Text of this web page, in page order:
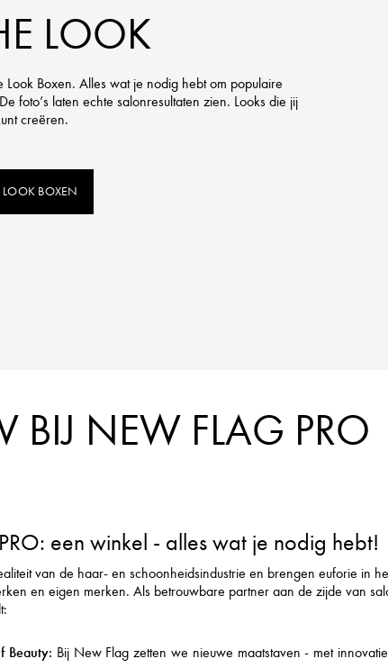
LOOK
Boxen. Alles wat je nodig hebt om populaire
foto’s laten echte salonresultaten zien. Looks die jij
creëren.
LOOK BOXEN
BIJ NEW FLAG PRO
een winkel - alles wat je nodig hebt!
van de haar- en schoonheidsindustrie en brengen euforie in
en eigen merken. Als betrouwbare partner aan de zijde van
Beauty: Bij New Flag zetten we nieuwe maatstaven - met